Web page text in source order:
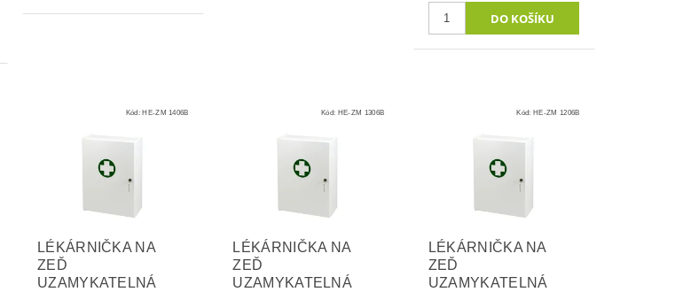
Kód:HE-ZM 1406B
LÉKÁRNIČKA NA
ZEĎ
UZAMYKATELNÁ
Kód: HE-ZM 1306B
LÉKÁRNIČKA NA
ZEĎ
UZAMYKATELNÁ
Kód: HE-ZM 1206B
LÉKÁRNIČKA NA
ZEĎ
UZAMYKATELNÁ